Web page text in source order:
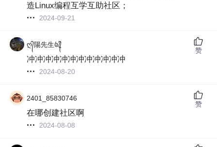
造Linux编程互学互助社区；
2024-09-21
ღ᭄陽先生꧔ꦿ᭄
冲冲冲冲冲冲冲冲冲冲冲冲
2024-08-20
赞
2401_85830746
在哪创建社区啊
2024-08-08
赞